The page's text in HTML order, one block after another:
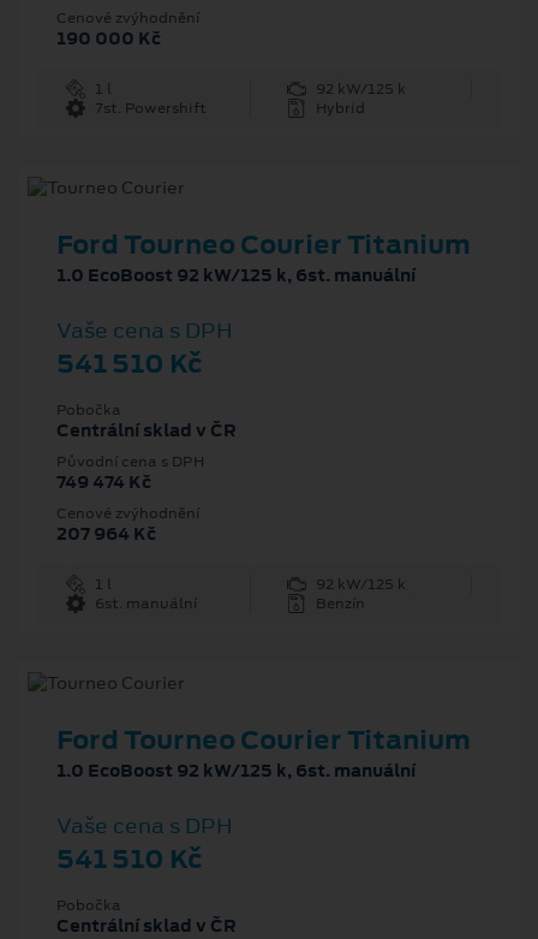
Cenové zvýhodnění
190 000 Kč
1 l
92 kW/125 k
7st. Powershift
Hybrid
Ford Tourneo Courier Titanium
1.0 EcoBoost 92 kW/125 k, 6st. manuální
Vaše cena s DPH
541 510 Kč
Pobočka
Centrální sklad v ČR
Původní cena s DPH
749 474 Kč
Cenové zvýhodnění
207 964 Kč
1 l
92 kW/125 k
6st. manuální
Benzín
Ford Tourneo Courier Titanium
1.0 EcoBoost 92 kW/125 k, 6st. manuální
Vaše cena s DPH
541 510 Kč
Pobočka
Centrální sklad v ČR